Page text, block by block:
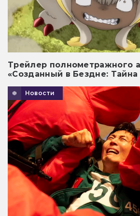
Трейлер полнометражного
«Созданный в Бездне:
Новости